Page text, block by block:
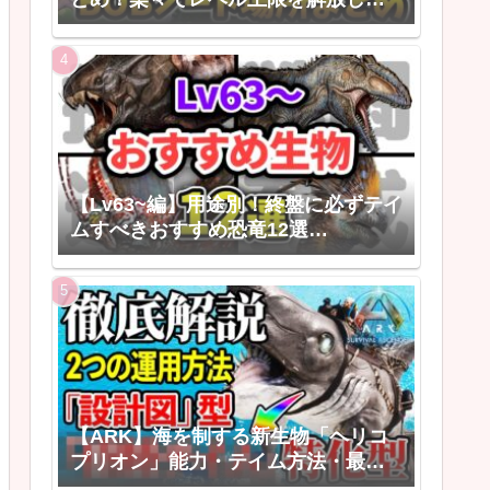
う！
【Lv63~編】用途別！終盤に必ずテイ
ムすべきおすすめ恐竜12選
【ARK/ASAゆっくり解説】
【ARK】海を制する新生物「ヘリコ
プリオン」能力・テイム方法・最強